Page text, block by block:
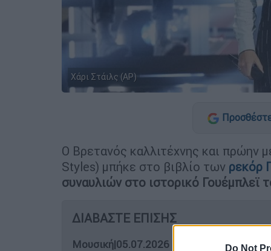
Do Not
Χάρι Στάιλς (AP)
Ο Βρετανός καλλιτέχνης και πρώην
Styles) μπήκε στο βιβλίο των ρεκόρ
συναυλιών στο ιστορικό Γουέμπλεϊ
ΔΙΑΒΑΣΤΕ ΕΠΙΣΗΣ
Μουσική|05.07.2026 12:50